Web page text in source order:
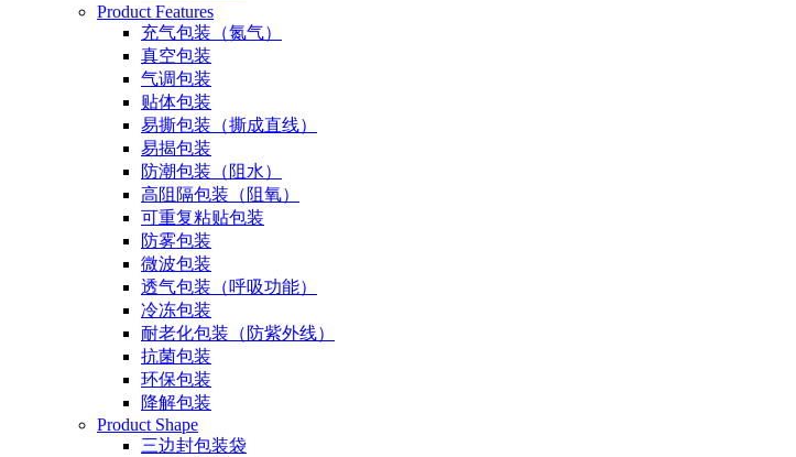
Product Features
充气包装（氮气）
真空包装
气调包装
贴体包装
易撕包装（撕成直线）
易揭包装
防潮包装（阻水）
高阻隔包装（阻氧）
可重复粘贴包装
防雾包装
微波包装
透气包装（呼吸功能）
冷冻包装
耐老化包装（防紫外线）
抗菌包装
环保包装
降解包装
Product Shape
三边封包装袋